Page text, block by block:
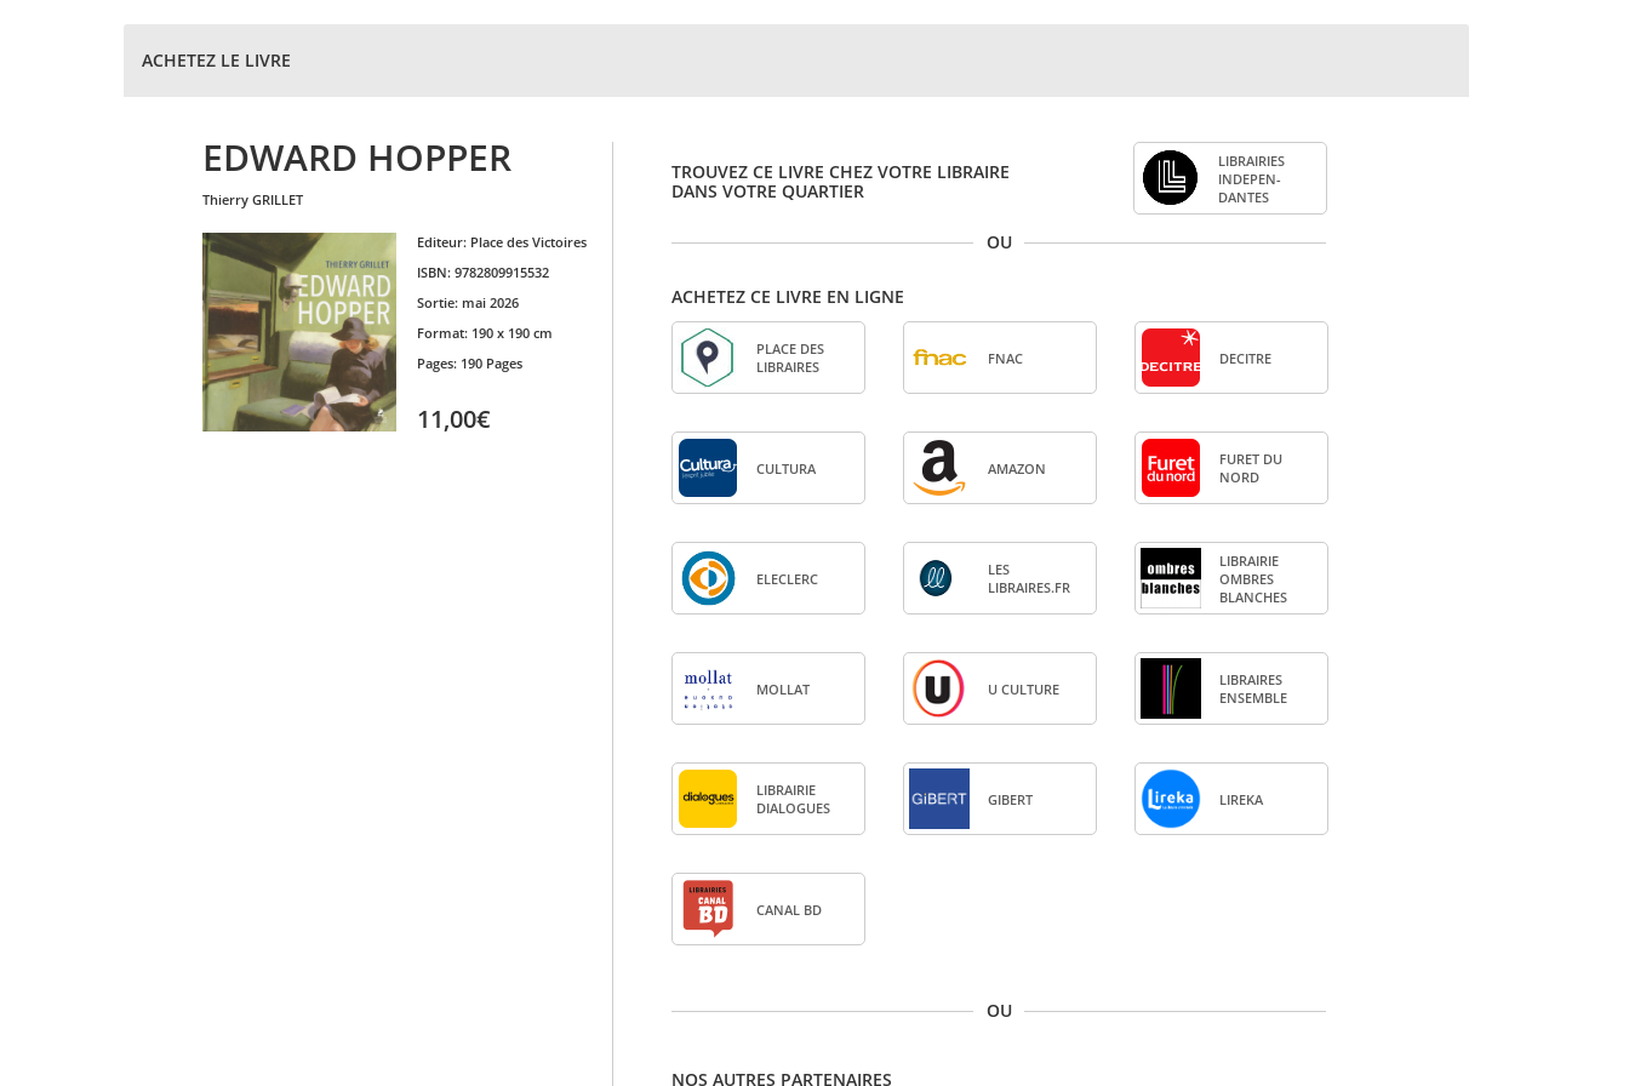
ACHETEZ LE LIVRE
EDWARD HOPPER
thierry GRILLET
Editeur: Place des Victoires
ISBN: 9782809915532
Sortie: mai 2026
Format: 190 x 190 cm
Pages: 190 Pages
11,00€
TROUVEZ CE LIVRE CHEZ VOTRE LIBRAIRE
DANS VOTRE QUARTIER
LIBRAI­RIES
INDE­PEN­
DANTES
OU
ACHETEZ CE LIVRE EN LIGNE
PLACE DES
LIBRAIRES
FNAC DECITRE
CULTURA AMA­ZON
FURET DU
NORD
ELE­CLERC
LES
LIBRAIRES.FR
LIBRAI­RIE
OMBRES
BLANCHES
MOL­LAT U CULTURE
LIBRAIRES
ENSEMBLE
LIBRAI­RIE
DIA­LOGUES
GIBERT LIREKA
CANAL BD
OU
NOS AUTRES PARTENAIRES